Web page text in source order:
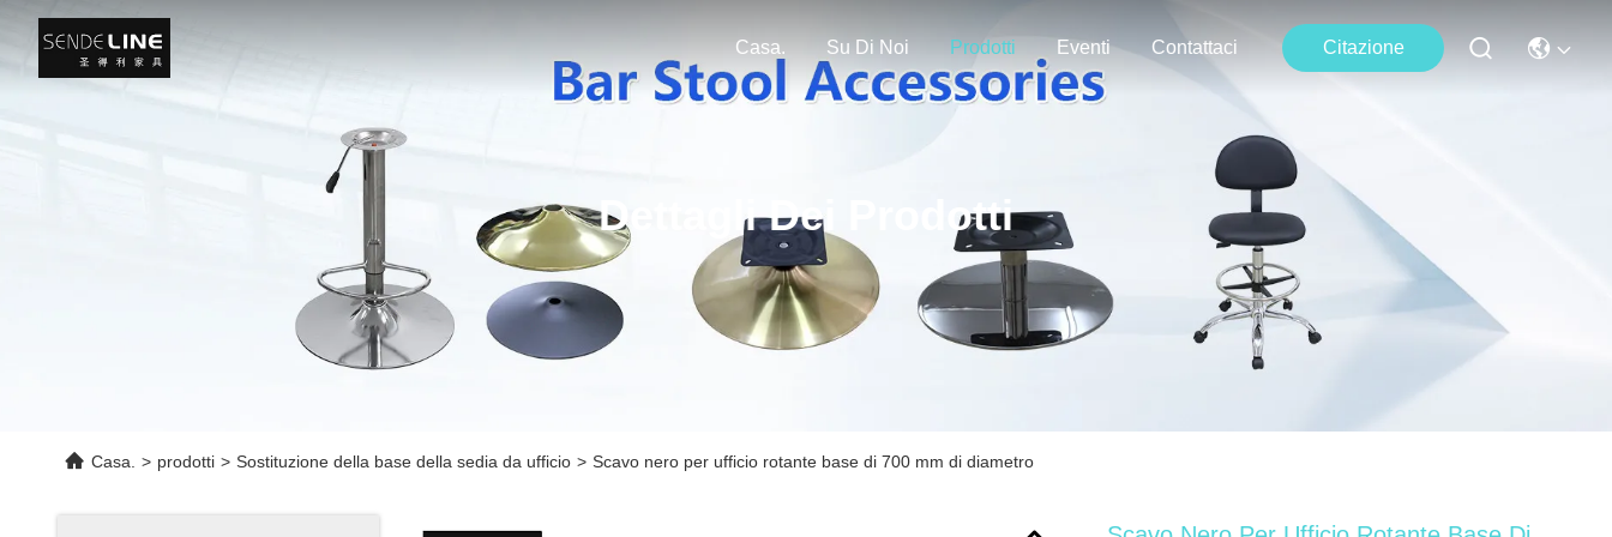
Casa. Su Di Noi Prodotti Eventi Contattaci Citazione
Dettagli Dei Prodotti
Casa. > prodotti > Sostituzione della base della sedia da ufficio > Scavo nero per ufficio rotante base di 700 mm di diametro